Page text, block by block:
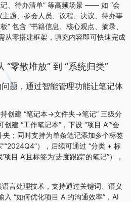
、待办清单” 等高频场景 —— 如 “会
主题、参会人员、议程、决议、待办事
” 包含 “书籍信息、核心观点、摘录、
从零搭建框架，填充内容即可快速完成
“零散堆放” 到 “系统归类”
题，通过智能管理功能让笔记体
持创建 “笔记本→文件夹→笔记” 三级分
建 “工作笔记本”，下设 “项目 A”“会
夹；同时支持为单条笔记添加多个标签
”“2024Q4”），后续可通过 “分类 + 标
目 A’且标签为‘进度跟踪’的笔记”），
语言处理技术，支持通过关键词、语义
“如何优化项目 A 的沟通效率”，AI